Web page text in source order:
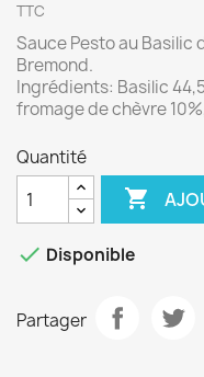
TTC
Sauce Pesto au Basilic
Bremond.
Ingrédients: Basilic
fromage de chèvre
Quantité

 Disponible
Partager